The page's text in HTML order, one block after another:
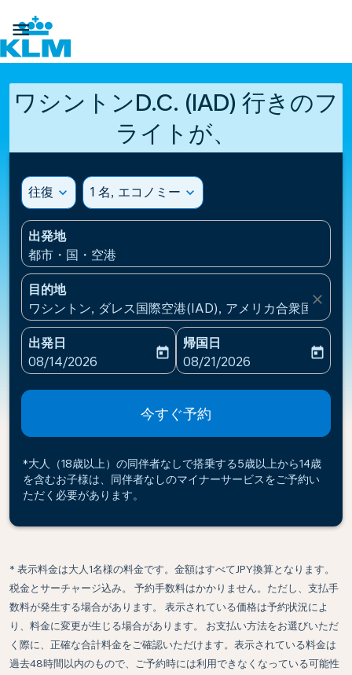

ワシントンD.C. (IAD) 行きのフ
ライトが、
往復 expand_more 1 名, エコノミー expand_more
出発地
都市・国・空港
目的地
ワシントン, ダレス国際空港(IAD), アメリカ合衆国
close
出発日
fc-booking-departure-date-aria-label
08/14/2026
today
帰国日
fc-booking-return-date-
08/21/2026
today
今すぐ予約
*大人（18歳以上）の同伴者なしで搭乗する5歳以上から14歳
を含むお子様は、同伴者なしのマイナーサービスをご予約い
ただく必要があります。
* 表示料金は大人1名様の料金です。金額はすべてJPY換算となります。
税金とサーチャージ込み。 予約手数料はかかりません。ただし、支払手
数料が発生する場合があります。 表示されている価格は予約状況によ
り、料金に変更が生じる場合があります。 お支払い方法をお選びいただ
く際に、正確な合計料金をご確認いただけます。表示されている料金は
過去48時間以内のもので、ご予約時には利用できなくなっている可能性